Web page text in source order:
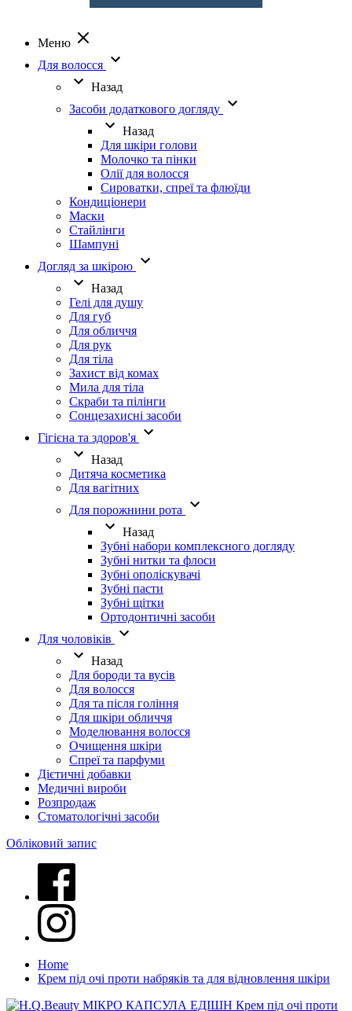
Меню
Для волосся
Назад
Засоби додаткового догляду
Назад
Для шкіри голови
Молочко та пінки
Олії для волосся
Сироватки, спреї та флюїди
Кондиціонери
Маски
Стайлінги
Шампуні
Догляд за шкірою
Назад
Гелі для душу
Для губ
Для обличчя
Для рук
Для тіла
Захист від комах
Мила для тіла
Скраби та пілінги
Сонцезахисні засоби
Гігієна та здоров'я
Назад
Дитяча косметика
Для вагітних
Для порожнини рота
Назад
Зубні набори комплексного догляду
Зубні нитки та флоси
Зубні ополіскувачі
Зубні пасти
Зубні щітки
Ортодонтичні засоби
Для чоловіків
Назад
Для бороди та вусів
Для волосся
Для та після гоління
Для шкіри обличчя
Моделювання волосся
Очищення шкіри
Спреї та парфуми
Дієтичні добавки
Медичні вироби
Розпродаж
Стоматологічні засоби
Обліковий запис
Home
Крем під очі проти набряків та для відновлення шкіри